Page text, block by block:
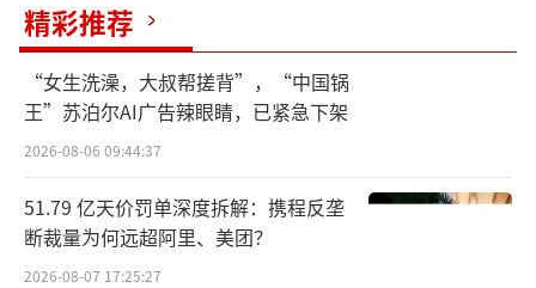
光大银行金融市场部宏观研究员周茂华指
出，近日人民银行在公开市场操作整体净投放
短期资金，主要是平稳跨月资金面。从市场表
行，人民银行合理投放短期资金，以满足机构
对短期资金需求。
精彩推荐
“女生洗澡，大叔帮搓背”，“中国锅
王”苏泊尔AI广告辣眼睛，已紧急下架
2026-08-06 09:44:37
51.79 亿天价罚单深度拆解：携程反垄
断裁量为何远超阿里、美团？
2026-08-07 17:25:27